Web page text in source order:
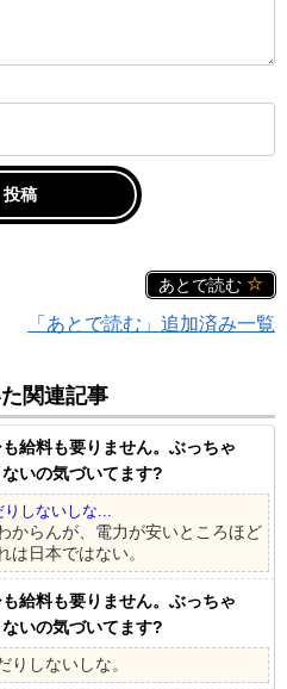
あとで読む
「あとで読む」追加済み一覧
関連記事
も給料も要りません。ぶっちゃ
いの気づいてます?
しないしな...
からんが、電力が安いところほど
日本ではない。
も給料も要りません。ぶっちゃ
いの気づいてます?
りしないしな。